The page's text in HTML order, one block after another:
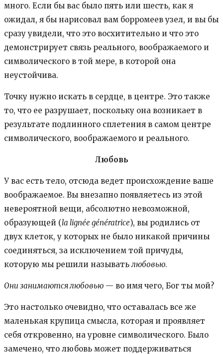
много. Если бы вас было пять или шесть, как я
ожидал, я бы нарисовал вам борромеев узел, и вы бы
сразу увидели, что это восхитительно и что это
демонстрирует связь реального, воображаемого и
символического в той мере, в которой она
неустойчива.
Точку нужно искать в сердце, в центре. Это также
то, что ее разрушает, поскольку она возникает в
результате подлинного сплетения в самом центре
символического, воображаемого и реального.
Любовь
У вас есть тело, отсюда ведет происхождение ваше
воображаемое. Вы внезапно появляетесь из этой
невероятной вещи, абсолютно невозможной,
образующей (la lignée génératrice), вы родились от
двух клеток, у которых не было никакой причины
соединяться, за исключением той причуды,
которую мы решили называтьлюбовью.
Они занимаются любовью — во имя чего, Бог ты мой?
Это настолько очевидно, что оставалась все же
маленькая крупица смысла, которая и проявляет
себя откровенно, на уровне символического. Было
замечено, что любовь может поддерживаться